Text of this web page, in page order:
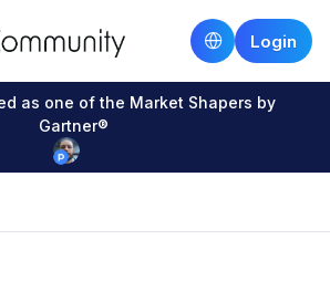
Login
as one of the Market Shapers by
Gartner®